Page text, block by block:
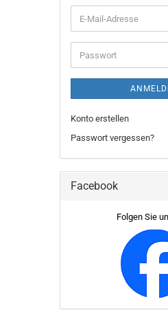
E-
Mail-
Adresse
Passwort
Konto erstellen
Passwort vergessen?
Facebook
Folgen Sie